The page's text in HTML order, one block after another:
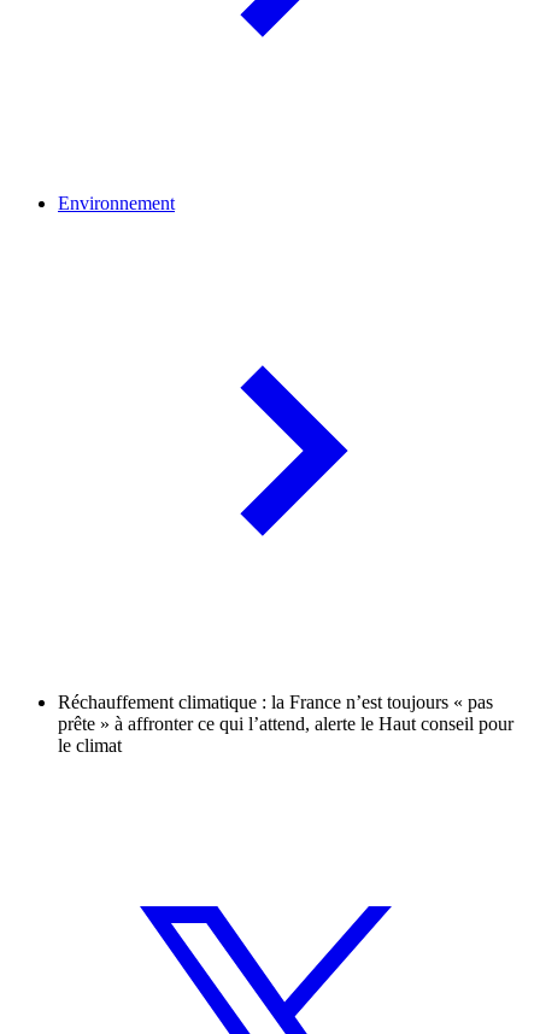
Environnement
Réchauffement climatique : la France n’est toujours « pas
prête » à affronter ce qui l’attend, alerte le Haut conseil pour
le climat